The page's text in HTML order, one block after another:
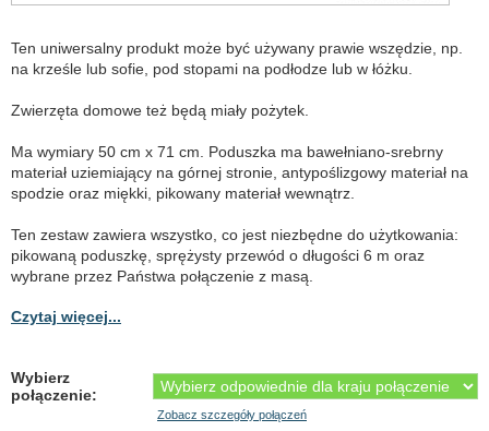
Ten uniwersalny produkt może być używany prawie wszędzie, np.
na krześle lub sofie, pod stopami na podłodze lub w łóżku.
Zwierzęta domowe też będą miały pożytek.
Ma wymiary 50 cm x 71 cm. Poduszka ma bawełniano-srebrny
materiał uziemiający na górnej stronie, antypoślizgowy materiał na
spodzie oraz miękki, pikowany materiał wewnątrz.
Ten zestaw zawiera wszystko, co jest niezbędne do użytkowania:
pikowaną poduszkę, sprężysty przewód o długości 6 m oraz
wybrane przez Państwa połączenie z masą.
Czytaj więcej...
Wybierz
połączenie:
Zobacz szczegóły połączeń